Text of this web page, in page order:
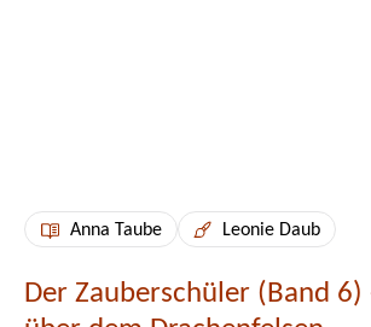
Anna Taube Leonie Daub
Der Zauberschüler (Band 6)